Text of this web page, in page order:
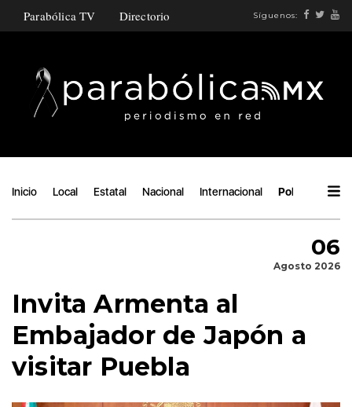
Parabólica TV Directorio Síguenos:
Inicio Local Estatal Nacional Internacional Política
06
Agosto 2026
Invita Armenta al
Embajador de Japón a
visitar Puebla